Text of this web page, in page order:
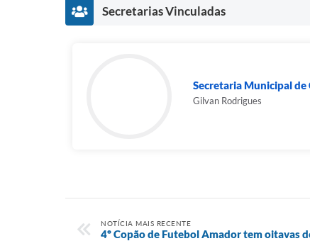
Secretarias Vinculadas
Secretaria Municipal de
Gilvan Rodrigues
NOTÍCIA MAIS RECENTE
4º Copão de Futebol Amador tem oitavas